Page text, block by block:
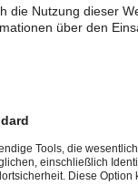
die Nutzung dieser
über den
Tools, die
einschließlich
Diese Option